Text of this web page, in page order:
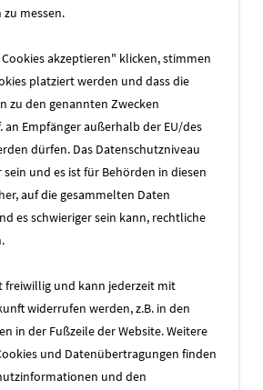
messen.
akzeptieren" klicken, stimmen
platziert werden und dass die
zu den genannten Zwecken
Empfänger außerhalb der EU/des
dürfen. Das Datenschutzniveau
und es ist für Behörden in diesen
auf die gesammelten Daten
es schwieriger sein kann, rechtliche
freiwillig und kann jederzeit mit
widerrufen werden, z.B. in den
in der Fußzeile der Website. Weitere
und Datenübertragungen finden
und den